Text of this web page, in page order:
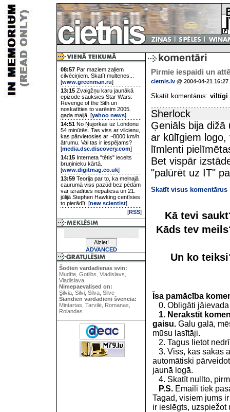
08:57 Par maziem zaļiem
cilvēciņiem. Skatīt multenes...
[www.greenman.ru]
13:15 Zvaigžņu karu jaunākā
epizode sauksies Star Wars:
Revenge of the Sith un
noskatīties to varēsim 2005.
gada maijā. [yahoo news]
14:51 No Ņujorkas uz Londonu
54 minūtēs. Tas viss ar vilcienu,
kas pārvietosies ar ~8000 km/h
ātrumu. Vai tas ir iespējams?
[media.dsc.discovery.com]
14:15 Interneta "tētis" iecelts
bruņinieku kārtā.
[www.digitmag.co.uk]
13:59 Teorija par to, ka melnajā
caurumā viss pazūd bez pēdām
var izrādīties nepatiesa un 21.
jūlijā Stephen Hawking centīsies
to pierādīt. [new scientist]
[RSS]
ADVANCED
Šodien vardadienas svin:
Mudīte, Gotlibs, Vladislavs,
Vladislava
Nimepaevalised on:
Silvia, Silvi, Silva, Silve
Šiandien vardadieni švencia:
Mintartas, Tarvilė, Romanas,
Rolandas
Pirmie iespaidi un
cietnis.lv @ 2004-04-21 16:27
Skatīt komentārus: viltīgi
Sherlock
Ģeniāls bija
ar kūlīgiem logo,
līmlenti
Bet vispār
"palūrēt uz IT"
Skatīt visus komentārus
Kā tevi
Kāds tev
Un ko
Īsa pamācība
0. Obligāti jāievada
1. Nerakstīt
gaisu. Galu galā,
mūsu lasītāji.
2. Tagus lietot
3. Viss, kas sākās
automātiski
jaunā logā.
4. Skatīt nullto,
P.S. Emaili tiek
Tagad, visiem jums
ir ieslēgts, uzspiežot